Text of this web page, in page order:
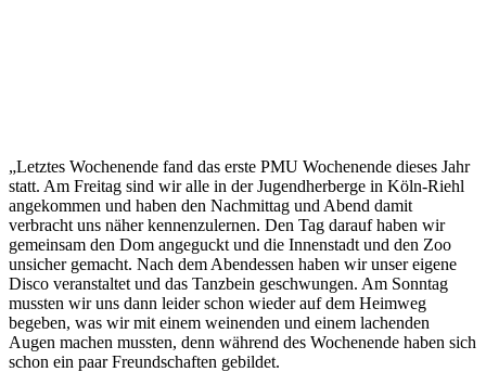
„Letztes Wochenende fand das erste PMU Wochenende dieses Jahr
statt. Am Freitag sind wir alle in der Jugendherberge in Köln-Riehl
angekommen und haben den Nachmittag und Abend damit
verbracht uns näher kennenzulernen. Den Tag darauf haben wir
gemeinsam den Dom angeguckt und die Innenstadt und den Zoo
unsicher gemacht. Nach dem Abendessen haben wir unser eigene
Disco veranstaltet und das Tanzbein geschwungen. Am Sonntag
mussten wir uns dann leider schon wieder auf dem Heimweg
begeben, was wir mit einem weinenden und einem lachenden
Augen machen mussten, denn während des Wochenende haben sich
schon ein paar Freundschaften gebildet.